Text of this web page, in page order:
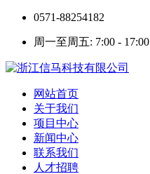
0571-88254182
周一至周五: 7:00 - 17:00
网站首页
关于我们
项目中心
新闻中心
联系我们
人才招聘